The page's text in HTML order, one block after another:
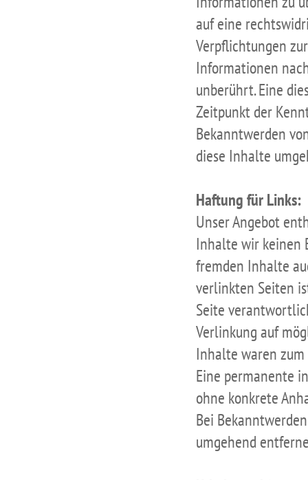
auf eine
Verpflichtungen
Informationen
unberührt. Eine
Zeitpunkt der
Bekanntwerden
diese Inhalte
Haftung für Links:
Unser Angebot
Inhalte wir keinen
fremden Inhalte
verlinkten Seiten
Seite
Verlinkung auf
Inhalte waren
Eine permanente
ohne konkrete
Bei
umgehend